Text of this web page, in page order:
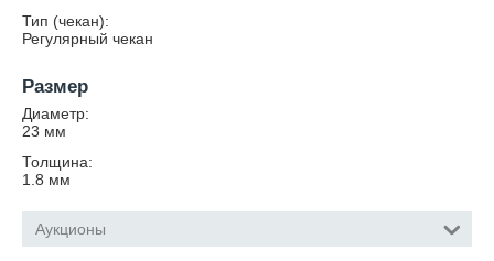
Тип (чекан):
Регулярный чекан
Размер
Диаметр:
23 мм
Толщина:
1.8 мм
Аукционы